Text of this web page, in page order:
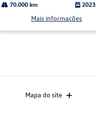
70.000 km
Mais informações
Mapa do site